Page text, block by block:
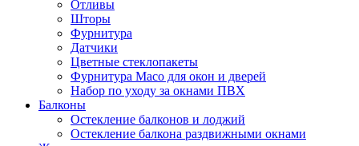
Отливы
Шторы
Фурнитура
Датчики
Цветные стеклопакеты
Фурнитура Maco для окон и дверей
Набор по уходу за окнами ПВХ
Балконы
Остекление балконов и лоджий
Остекление балкона раздвижными окнами